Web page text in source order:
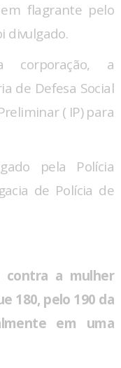
flagrante pelo
divulgado.
a
de Defesa Social
( IP) para
pela Polícia
de Polícia de
contra a mulher
180, pelo 190 da
em uma